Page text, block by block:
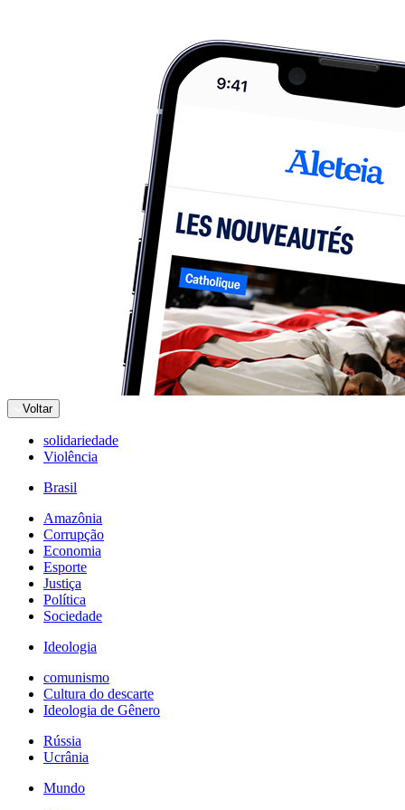
Voltar
solidariedade
Violência
Brasil
Amazônia
Corrupção
Economia
Esporte
Justiça
Política
Sociedade
Ideologia
comunismo
Cultura do descarte
Ideologia de Gênero
Rússia
Ucrânia
Mundo